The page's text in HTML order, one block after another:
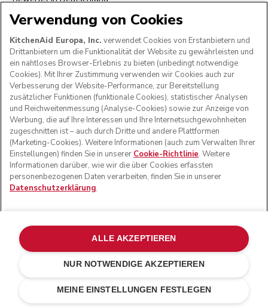
€ 1 274,15
€ 1 499,00
Kosten
Verwendung von Cookies
KitchenAid Europa, Inc. verwendet Cookies von Erstanbietern und
Drittanbietern um die Funktionalität der Website zu gewährleisten und
ein nahtloses Browser-Erlebnis zu bieten (unbedingt notwendige
Cookies). Mit Ihrer Zustimmung verwenden wir Cookies auch zur
Verbesserung der Website-Performance, zur Bereitstellung
zusätzlicher Funktionen (funktionale Cookies), statistischer Analysen
und Reichweitenmessung (Analyse-Cookies) sowie zur Anzeige von
Werbung, die auf Ihre Interessen und Ihre Internetsuchgewohnheiten
zugeschnitten ist – auch durch Dritte und andere Plattformen
(Marketing-Cookies). Weitere Informationen (auch zum Verwalten Ihrer
Einstellungen) finden Sie in unserer Cookie-Richtlinie. Weitere
Informationen darüber, wie wir die über Cookies erfassten
personenbezogenen Daten verarbeiten, finden Sie in unserer
Datenschutzerklärung.
MEINE EINSTELLUNGEN FESTLEGEN
NUR NOTWENDIGE AKZEPTIEREN
ALLE AKZEPTIEREN